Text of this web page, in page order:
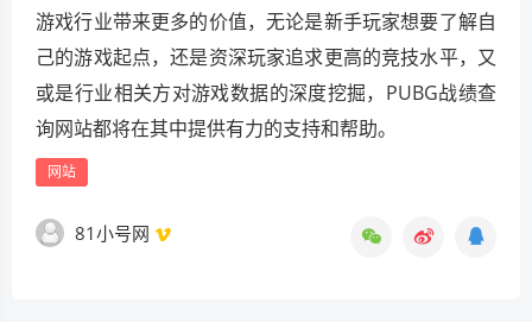
游戏行业带来更多的价值，无论是新手玩家想要了解自
己的游戏起点，还是资深玩家追求更高的竞技水平，又
或是行业相关方对游戏数据的深度挖掘，PUBG战绩查
询网站都将在其中提供有力的支持和帮助。
网站
81小号网